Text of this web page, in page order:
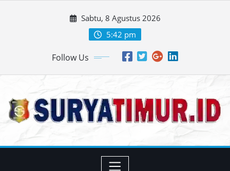
Sabtu, 8 Agustus 2026
5:42 pm
Follow Us